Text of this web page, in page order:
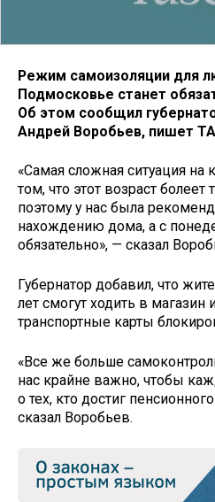
Режим самоизоляции для
Подмосковье станет
Об этом сообщил
Андрей Воробьев, пишет
«Самая сложная ситуация на
том, что этот возраст
поэтому у нас была
нахождению дома, а с
обязательно», — сказал
Губернатор добавил, что
лет смогут ходить в магазин
транспортные карты
«Все же больше
нас крайне важно, чтобы
о тех, кто достиг
сказал Воробьев.